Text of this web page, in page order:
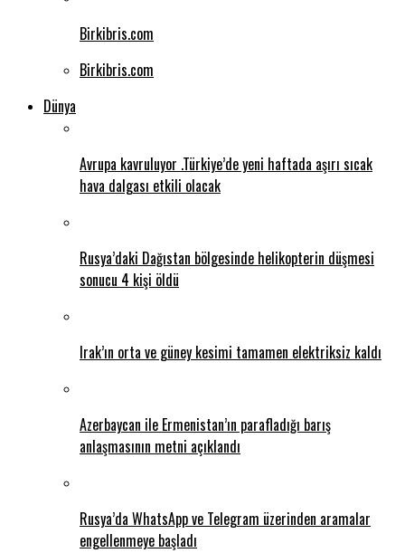
Birkibris.com
Birkibris.com
Dünya
Avrupa kavruluyor .Türkiye’de yeni haftada aşırı sıcak
hava dalgası etkili olacak
Rusya’daki Dağıstan bölgesinde helikopterin düşmesi
sonucu 4 kişi öldü
Irak’ın orta ve güney kesimi tamamen elektriksiz kaldı
Azerbaycan ile Ermenistan’ın parafladığı barış
anlaşmasının metni açıklandı
Rusya’da WhatsApp ve Telegram üzerinden aramalar
engellenmeye başladı